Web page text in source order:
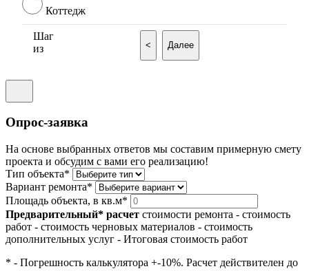
Коттедж
Шаг
из
< Далее
Опрос-заявка
На основе выбранных ответов мы составим примерную смету
проекта и обсудим с вами его реализацию!
Тип объекта*
Вариант ремонта*
Площадь объекта, в кв.м*
Предварительный* расчет стоимости ремонта - стоимость
работ - стоимость черновых материалов - стоимость
дополнительных услуг - Итоговая стоимость работ
* - Погрешность калькулятора +-10%. Расчет действителен до